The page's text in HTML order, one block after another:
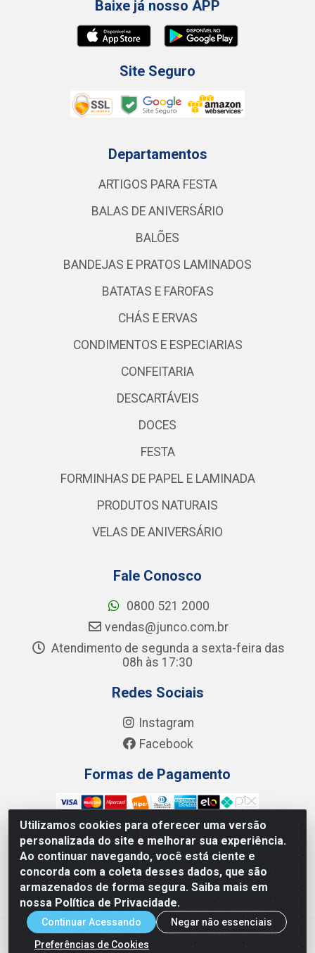
Utilizamos cookies para oferecer uma versão
personalizada do site e melhorar sua experiência.
Ao continuar navegando, você está ciente e
concorda com a coleta desses dados, que são
armazenados de forma segura. Saiba mais em
nossa Política de Privacidade.
Continuar Acessando
Negar não essenciais
Preferências de Cookies
Baixe já nosso APP
Site Seguro
Departamentos
ARTIGOS PARA FESTA
BALAS DE ANIVERSÁRIO
BALÕES
BANDEJAS E PRATOS LAMINADOS
BATATAS E FAROFAS
CHÁS E ERVAS
CONDIMENTOS E ESPECIARIAS
CONFEITARIA
DESCARTÁVEIS
DOCES
FESTA
FORMINHAS DE PAPEL E LAMINADA
PRODUTOS NATURAIS
VELAS DE ANIVERSÁRIO
Fale Conosco
0800 521 2000
vendas@junco.com.br
Atendimento de segunda a sexta-feira das
08h às 17:30
Redes Sociais
Instagram
Facebook
Formas de Pagamento
Junco Industria e Comercio Ltda - R. Lineu Anterino
Mariano, 505 - Distrito Industrial, Uberlândia - MG CEP
38.402-346 - CNPJ: 66.312.653/0001-14